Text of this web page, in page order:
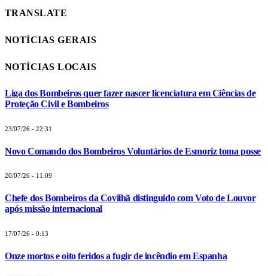
TRANSLATE
NOTÍCIAS GERAIS
NOTÍCIAS LOCAIS
Liga dos Bombeiros quer fazer nascer licenciatura em Ciências de
Proteção Civil e Bombeiros
23/07/26 - 22:31
Novo Comando dos Bombeiros Voluntários de Esmoriz toma posse
20/07/26 - 11:09
Chefe dos Bombeiros da Covilhã distinguido com Voto de Louvor
após missão internacional
17/07/26 - 0:13
Onze mortos e oito feridos a fugir de incêndio em Espanha